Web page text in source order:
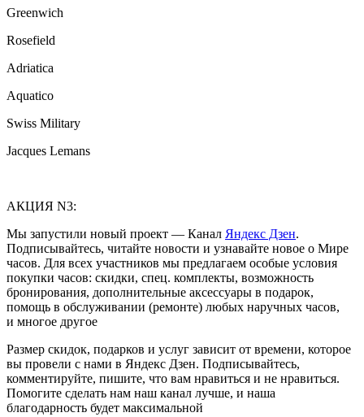
Greenwich
Rosefield
Adriatica
Aquatico
Swiss Military
Jacques Lemans
АКЦИЯ N3:
Мы запустили новый проект — Канал Яндекс Дзен.
Подписывайтесь, читайте новости и узнавайте новое о Мире
часов. Для всех участников мы предлагаем особые условия
покупки часов: скидки, спец. комплекты, возможность
бронирования, дополнительные аксессуары в подарок,
помощь в обслуживании (ремонте) любых наручных часов,
и многое другое
Размер скидок, подарков и услуг зависит от времени, которое
вы провели с нами в Яндекс Дзен. Подписывайтесь,
комментируйте, пишите, что вам нравиться и не нравиться.
Помогите сделать нам наш канал лучше, и наша
благодарность будет максимальной